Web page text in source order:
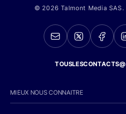
© 2026 Talmont Media
MIEUX NOUS CONNAITRE